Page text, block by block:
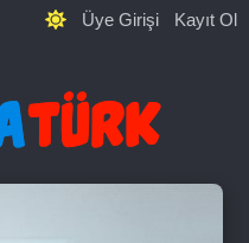
Üye Girişi Kayıt Ol